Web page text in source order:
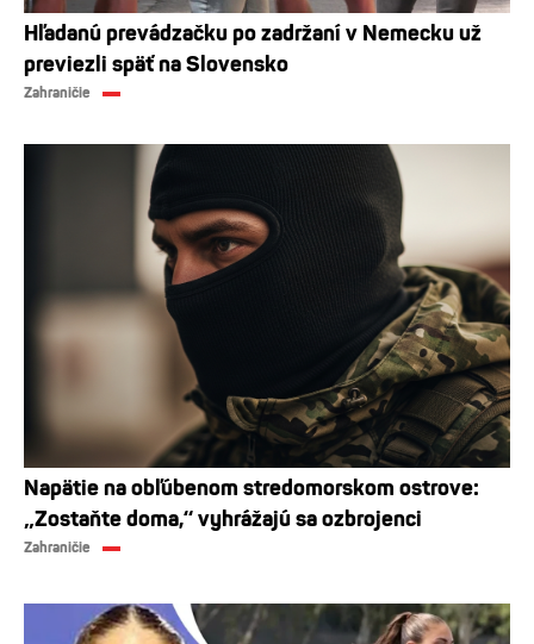
Hľadanú prevádzačku po zadržaní v Nemecku už
previezli späť na Slovensko
Zahraničie
Napätie na obľúbenom stredomorskom ostrove:
„Zostaňte doma,“ vyhrážajú sa ozbrojenci
Zahraničie